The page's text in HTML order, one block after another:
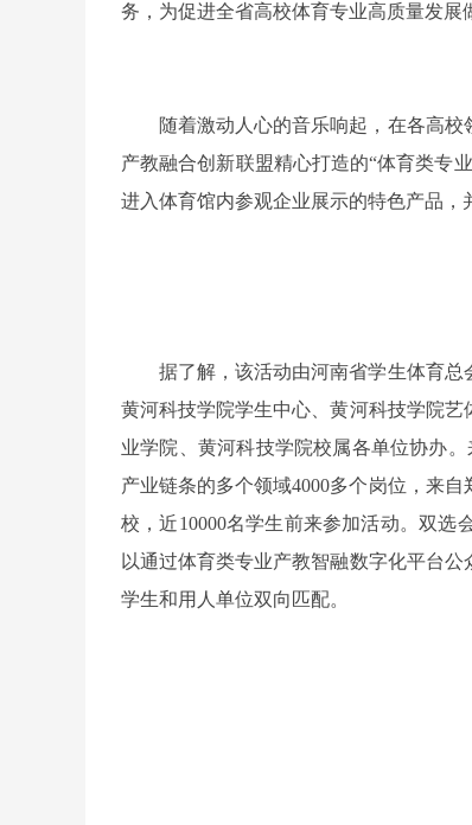
务，为促进全省高校体育专业高质量发展
随着激动人心的音乐响起，在各高
产教融合创新联盟精心打造的“体育类专
进入体育馆内参观企业展示的特色产品，
据了解，该活动由河南省学生体育总
黄河科技学院学生中心、黄河科技学院
业学院、黄河科技学院校属各单位协办
产业链条的多个领域4000多个岗位，来
校，近10000名学生前来参加活动。双
以通过体育类专业产教智融数字化平台
学生和用人单位双向匹配。